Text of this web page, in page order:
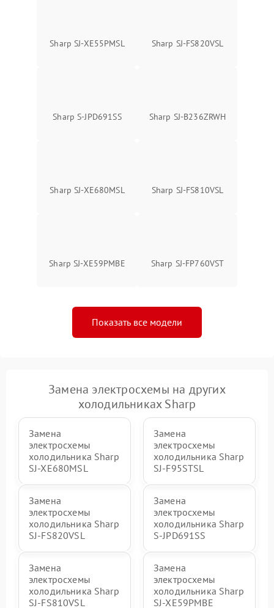
Sharp SJ-XE55PMSL Sharp SJ-FS820VSL
Sharp S-JPD691SS Sharp SJ-B236ZRWH
Sharp SJ-XE680MSL Sharp SJ-FS810VSL
Sharp SJ-XE59PMBE Sharp SJ-FP760VST
Показать все модели
Замена электросхемы на других
холодильниках Sharp
Замена
электросхемы
холодильника Sharp
SJ-XE680MSL
Замена
электросхемы
холодильника Sharp
SJ-F95STSL
Замена
электросхемы
холодильника Sharp
SJ-FS820VSL
Замена
электросхемы
холодильника Sharp
S-JPD691SS
Замена
электросхемы
холодильника Sharp
SJ-FS810VSL
Замена
электросхемы
холодильника Sharp
SJ-XE59PMBE